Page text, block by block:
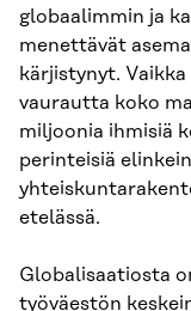
globaalimmin ja
menettävät
kärjistynyt.
vaurautta koko
miljoonia ihmisiä
perinteisiä
etelässä.
Globalisaatiosta
työväestön